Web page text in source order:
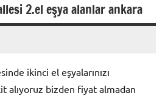
2.el eşya alanlar ankara
ikinci el eşyalarınızı
alıyoruz bizden fiyat almadan